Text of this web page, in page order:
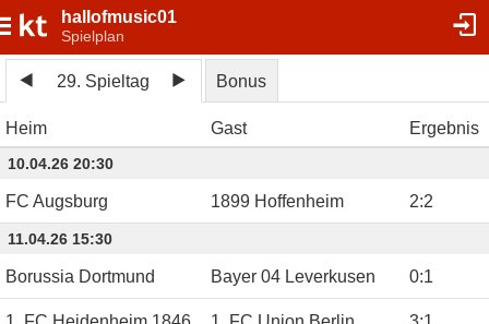
hallofmusic01
Spielplan
29. Spieltag Bonus
Heim Gast Ergebnis
10.04.26 20:30
FC Augsburg 1899 Hoffenheim 2:2
11.04.26 15:30
Borussia Dortmund Bayer 04 Leverkusen 0:1